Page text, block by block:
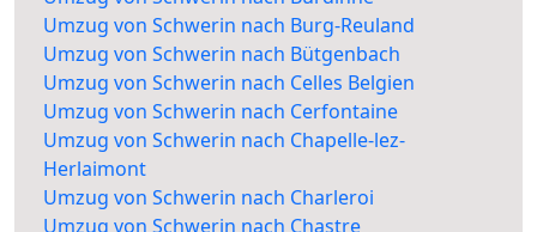
Umzug von Schwerin nach Burg-Reuland
Umzug von Schwerin nach Bütgenbach
Umzug von Schwerin nach Celles Belgien
Umzug von Schwerin nach Cerfontaine
Umzug von Schwerin nach Chapelle-lez-
Herlaimont
Umzug von Schwerin nach Charleroi
Umzug von Schwerin nach Chastre